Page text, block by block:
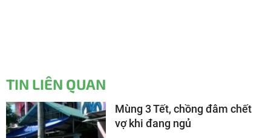
TIN LIÊN QUAN
Mùng 3 Tết, chồng đâm chết
vợ khi đang ngủ